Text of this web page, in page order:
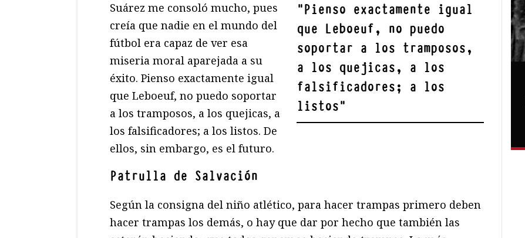
"Pienso exactamente igual
que Leboeuf, no puedo
soportar a los tramposos,
a los quejicas, a los
falsificadores; a los
listos"
Suárez me consoló mucho, pues
creía que nadie en el mundo del
fútbol era capaz de ver esa
miseria moral aparejada a su
éxito. Pienso exactamente igual
que Leboeuf, no puedo soportar
a los tramposos, a los quejicas, a
los falsificadores; a los listos. De
ellos, sin embargo, es el futuro.
Patrulla de Salvación
Según la consigna del niño atlético, para hacer trampas primero deben
hacer trampas los demás, o hay que dar por hecho que también las